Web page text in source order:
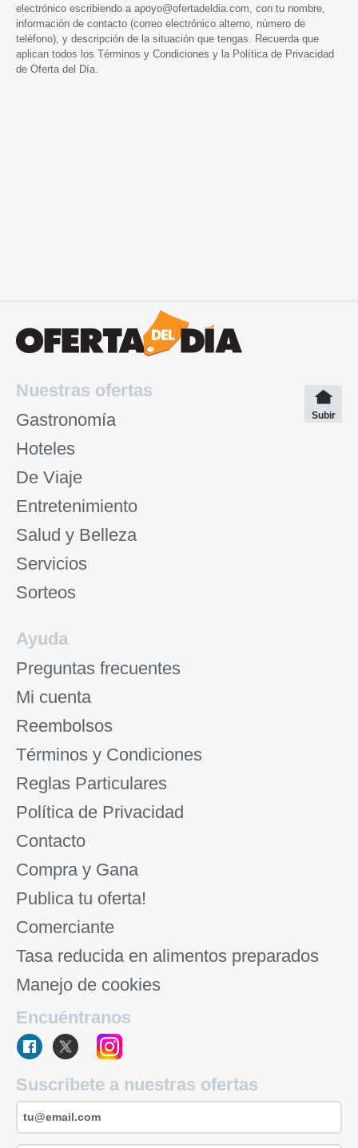
electrónico escribiendo a apoyo@ofertadeldia.com , con tu nombre,
información de contacto (correo electrónico alterno, número de
teléfono), y descripción de la situación que tengas. Recuerda que
aplican todos los Términos y Condiciones y la Política de Privacidad
de Oferta del Día.
Nuestras ofertas
Gastronomía
Hoteles
De Viaje
Entretenimiento
Salud y Belleza
Servicios
Sorteos
Subir
Ayuda
Preguntas frecuentes
Mi cuenta
Reembolsos
Términos y Condiciones
Reglas Particulares
Política de Privacidad
Contacto
Compra y Gana
Publica tu oferta!
Comerciante
Tasa reducida en alimentos preparados
Manejo de cookies
Encuéntranos
Suscríbete a nuestras ofertas